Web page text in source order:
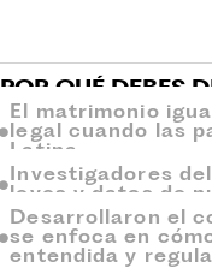
POR QUÉ DEBES
El matrimonio
legal cuando las
Latina.
Investigadores
leyes y datos de
Desarrollaron el
se enfoca en
entendida y